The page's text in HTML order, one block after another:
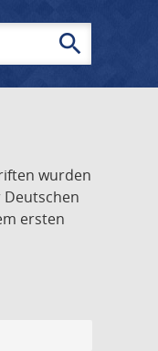
search
wurden
Deutschen
ersten